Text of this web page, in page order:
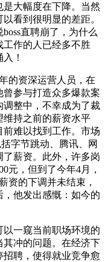
大幅度在下降。当然
看到很明显的差距。
直聘崩了，为什么
工作的人已经多不胜
！
的资深运营人员，在
参与打造众多爆款案
整中，不幸成为了裁
维持之前的薪资水平
难以找到工作。市场
字节跳动、腾讯、网
薪资。此外，许多岗
元，但到了今年4月，
资的下调并未结束，
他发出感慨：如今的
一窥当前职场环境的
冲的问题。在经济下
聘，使得就业竞争愈